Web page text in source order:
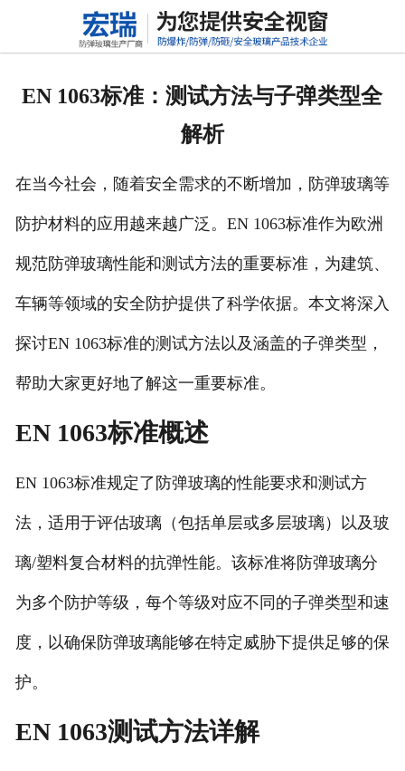
网站首页
联系我们
高铝硅玻璃
EN 1063标准：测试方法与子弹类型全
解析
在当今社会，随着安全需求的不断增加，防弹玻璃等
防护材料的应用越来越广泛。EN 1063标准作为欧洲
规范防弹玻璃性能和测试方法的重要标准，为建筑、
车辆等领域的安全防护提供了科学依据。本文将深入
探讨EN 1063标准的测试方法以及涵盖的子弹类型，
帮助大家更好地了解这一重要标准。
EN 1063标准概述
EN 1063标准规定了防弹玻璃的性能要求和测试方
法，适用于评估玻璃（包括单层或多层玻璃）以及玻
璃/塑料复合材料的抗弹性能。该标准将防弹玻璃分
为多个防护等级，每个等级对应不同的子弹类型和速
度，以确保防弹玻璃能够在特定威胁下提供足够的保
护。
EN 1063测试方法详解